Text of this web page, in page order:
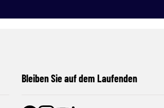
Bleiben Sie auf dem Laufenden